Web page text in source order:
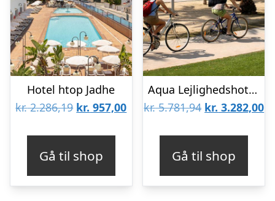
Hotel htop Jadhe
kr.2.286,19 Den
var:
kr. 2.286,19.
kr. 957,00Den
kr. 957,00.
Gå til shop
Aqua Lejlighedshotel Nostre Mar
kr.5.781,94 Den
var:
kr. 5.781,94.
kr. 3.282,00
Gå til shop